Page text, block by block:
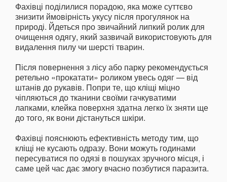
Фахівці поділилися порадою, яка може суттєво
знизити ймовірність укусу після прогулянок на
природі. Йдеться про звичайний липкий ролик для
очищення одягу, який зазвичай використовують для
видалення пилу чи шерсті тварин.
Після повернення з лісу або парку рекомендується
ретельно «прокатати» роликом увесь одяг — від
штанів до рукавів. Попри те, що кліщі міцно
чіпляються до тканини своїми гачкуватими
лапками, клейка поверхня здатна легко їх зняти ще
до того, як вони дістануться шкіри.
Фахівці пояснюють ефективність методу тим, що
кліщі не кусають одразу. Вони можуть годинами
пересуватися по одязі в пошуках зручного місця, і
саме цей час дає змогу вчасно позбутися паразита.